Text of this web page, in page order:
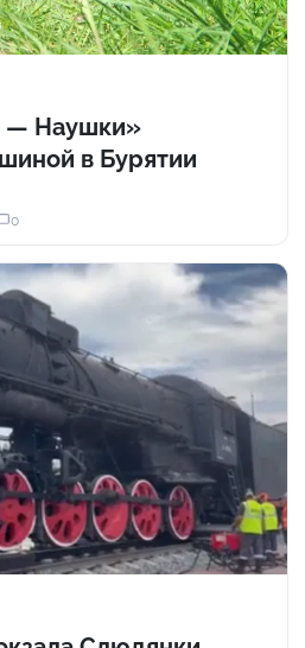
— Наушки»
в Бурятии
0